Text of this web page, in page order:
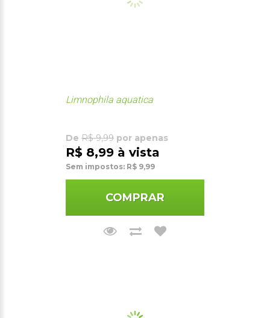
Limnophila aquatica
De R$ 9,99 por apenas
R$ 8,99 à vista
Sem impostos: R$ 9,99
COMPRAR